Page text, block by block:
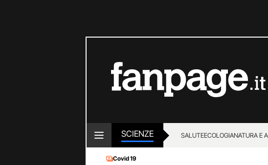
SCIENZE SALUTEECOLOGIANATURA E
Covid 19